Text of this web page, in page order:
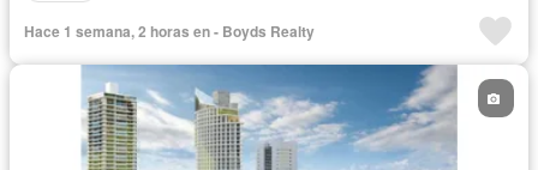
Hace 1 semana, 2 horas en - Boyds Realty